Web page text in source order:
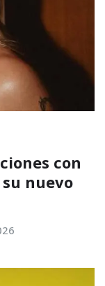
con
nuevo